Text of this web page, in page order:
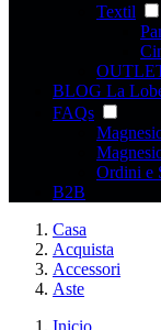
Textil
BLOG La
FAQs
Ordini e
B2B
Casa
Acquista
Accessori
Aste
Inicio